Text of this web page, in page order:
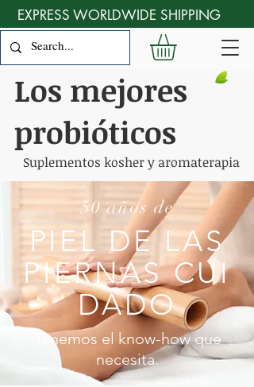
Los mejores
probióticos
Suplementos kosher y aromaterapia
EXPRESS WORLDWIDE SHIPPING
50 años de
PIEL DE LAS
PIERNAS CUI
DADO
Tenemos el know-how que
necesita.